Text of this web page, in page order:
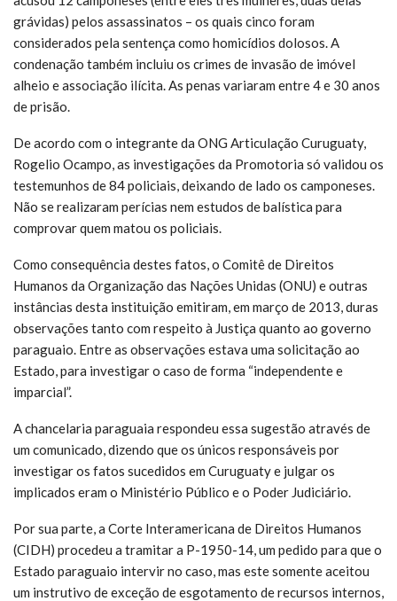
grávidas) pelos assassinatos – os quais cinco foram
considerados pela sentença como homicídios dolosos. A
condenação também incluiu os crimes de invasão de imóvel
alheio e associação ilícita. As penas variaram entre 4 e 30 anos
de prisão.
De acordo com o integrante da ONG Articulação Curuguaty,
Rogelio Ocampo, as investigações da Promotoria só validou os
testemunhos de 84 policiais, deixando de lado os camponeses.
Não se realizaram perícias nem estudos de balística para
comprovar quem matou os policiais.
Como consequência destes fatos, o Comitê de Direitos
Humanos da Organização das Nações Unidas (ONU) e outras
instâncias desta instituição emitiram, em março de 2013, duras
observações tanto com respeito à Justiça quanto ao governo
paraguaio. Entre as observações estava uma solicitação ao
Estado, para investigar o caso de forma “independente e
imparcial”.
A chancelaria paraguaia respondeu essa sugestão através de
um comunicado, dizendo que os únicos responsáveis por
investigar os fatos sucedidos em Curuguaty e julgar os
implicados eram o Ministério Público e o Poder Judiciário.
Por sua parte, a Corte Interamericana de Direitos Humanos
(CIDH) procedeu a tramitar a P-1950-14, um pedido para que o
Estado paraguaio intervir no caso, mas este somente aceitou
um instrutivo de exceção de esgotamento de recursos internos,